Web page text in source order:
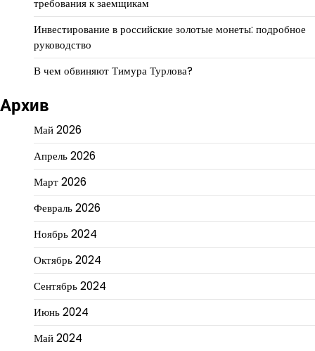
требования к заемщикам
Инвестирование в российские золотые монеты: подробное
руководство
В чем обвиняют Тимура Турлова?
Архив
Май 2026
Апрель 2026
Март 2026
Февраль 2026
Ноябрь 2024
Октябрь 2024
Сентябрь 2024
Июнь 2024
Май 2024